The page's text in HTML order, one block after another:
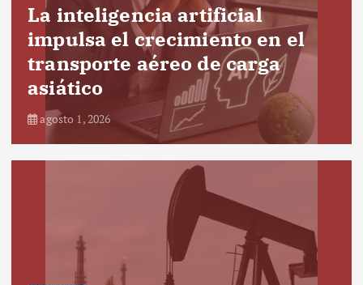
La inteligencia artificial
impulsa el crecimiento en el
transporte aéreo de carga
asiático
agosto 1, 2026